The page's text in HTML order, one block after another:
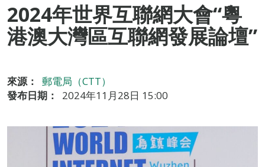
2024年世界互聯網大會“粵
港澳大灣區互聯網發展論壇”
來源：
郵電局（CTT）
發布日期：
2024年11月28日 15:00